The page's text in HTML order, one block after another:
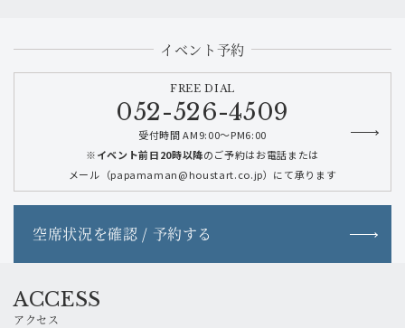
イベント予約
FREE DIAL
052-526-4509
受付時間 AM9:00～PM6:00
※イベント前日20時以降のご予約はお電話または
メール（papamaman@houstart.co.jp）にて承ります
空席状況を確認 / 予約する
ACCESS
アクセス